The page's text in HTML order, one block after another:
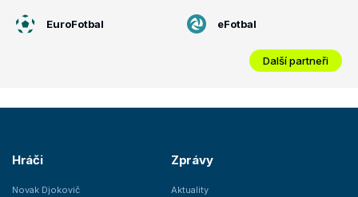
EuroFotbal eFotbal
Další partneři
Hráči
Novak Djokovič
Zprávy
Aktuality